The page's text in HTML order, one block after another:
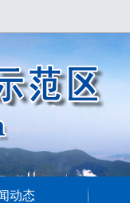
动态